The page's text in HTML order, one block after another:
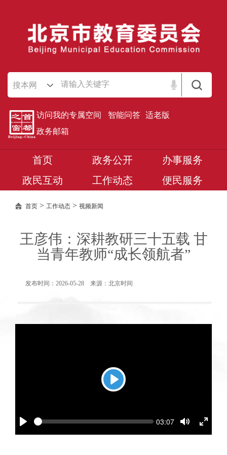
搜本网
访问我的专属空间 智能问答 适老版
政务邮箱
首页 政务公开
办事服务
政民互动
工作动态 便民服务
首页 > 工作动态 > 视频新闻
王彦伟：深耕教研三十五载 甘
当青年教师“成长领航者”
发布时间：2026-05-28 来源：北京时间
Play
Seek Current
03:07
Mute